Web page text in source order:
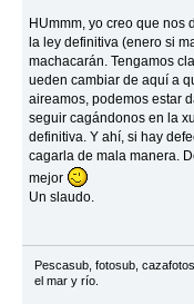
HUmmm, yo creo que nos
la ley definitiva (enero si
machacarán. Tengamos
ueden cambiar de aquí a
aireamos, podemos estar
seguir cagándonos en la
definitiva. Y ahí, si hay
cagarla de mala manera.
mejor
Un slaudo.
Pescasub, fotosub,
el mar y río.